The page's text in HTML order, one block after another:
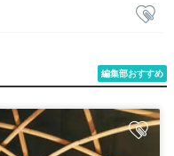
編集部おすすめ